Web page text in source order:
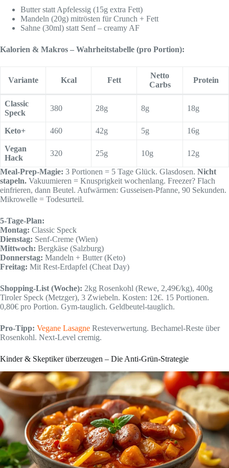
Butter statt Apfelessig (15g extra Fett)
Mandeln (20g) mitrösten für Crunch + Fett
Sahne (30ml) statt Senf – creamy AF
Kalorien & Makros – Wahrheitstabelle (pro Portion):
Variante Kcal Fett
Netto
Carbs
Protein
Classic
Speck
380 28g 8g 18g
Keto+ 460 42g 5g 16g
Vegan
Hack
320 25g 10g 12g
Meal-Prep-Magie: 3 Portionen = 5 Tage Glück. Glasdosen. Nicht
stapeln. Vakuumieren = Knusprigkeit wochenlang. Freezer? Flach
einfrieren, dann Beutel. Aufwärmen: Gusseisen-Pfanne, 90 Sekunden.
Mikrowelle = Todesurteil.
5-Tage-Plan:
Montag: Classic Speck
Dienstag: Senf-Creme (Wien)
Mittwoch: Bergkäse (Salzburg)
Donnerstag: Mandeln + Butter (Keto)
Freitag: Mit Rest-Erdapfel (Cheat Day)
Shopping-List (Woche): 2kg Rosenkohl (Rewe, 2,49€/kg), 400g
Tiroler Speck (Metzger), 3 Zwiebeln. Kosten: 12€. 15 Portionen.
0,80€ pro Portion. Gym-tauglich. Geldbeutel-tauglich.
Pro-Tipp: Vegane Lasagne Resteverwertung. Bechamel-Reste über
Rosenkohl. Next-Level cremig.
Kinder & Skeptiker überzeugen – Die Anti-Grün-Strategie